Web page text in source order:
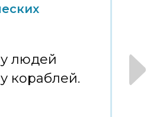
у людей
кораблей.